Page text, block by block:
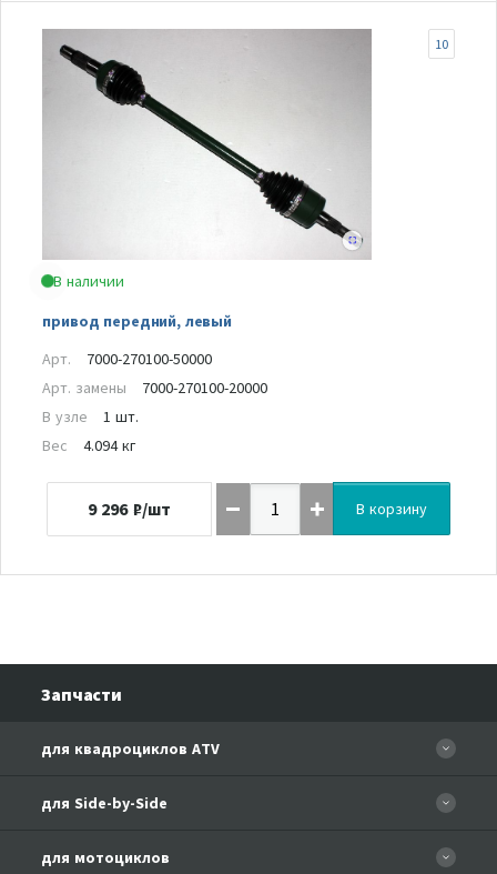
В наличии
привод передний, левый
10
Арт.
7000-270100-50000
Арт. замены
7000-270100-20000
В узле
1 шт.
Вес
4.094 кг
9 296 ₽/шт В корзину
Запчасти
для квадроциклов ATV
CFORCE 110 EFI
CF500-A Basic
для Side-by-Side
для мотоциклов